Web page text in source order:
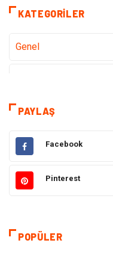
KATEGORILER
Genel
Eğitim
Makine
Gıda
Emlak
PAYLAŞ
Facebook
Pinterest
POPÜLER